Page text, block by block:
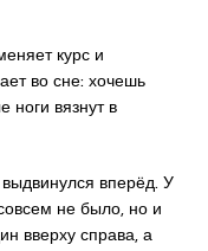
курс и
во сне: хочешь
ноги вязнут в
вперёд. У
не было, но и
вверху справа, а